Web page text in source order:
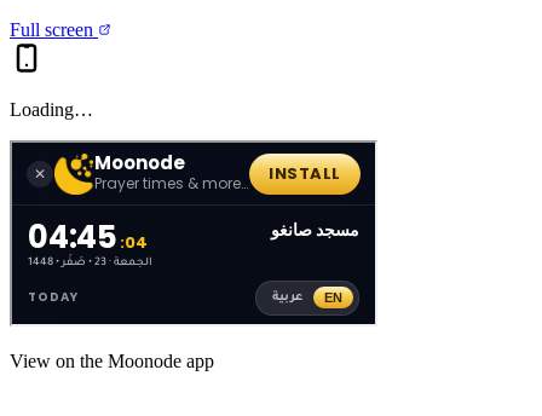
Full screen
Loading…
View on the Moonode app